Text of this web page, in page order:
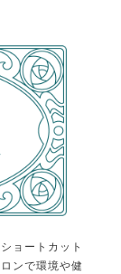
ョートカット
ンで環境や健